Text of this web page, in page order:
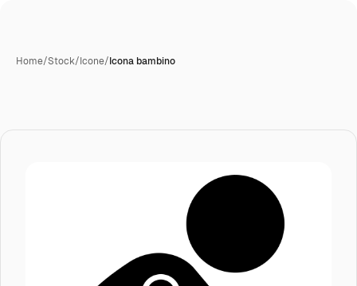
Home/Stock/Icone/Icona bambino